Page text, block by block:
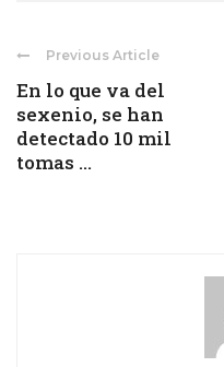
Previous Article
En lo que va del
sexenio, se han
detectado 10 mil
tomas ...